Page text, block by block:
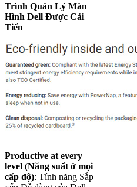
Trình Quản Lý Màn
Hình Dell Được Cải
Tiến
Productive at every
level (Năng suất ở mọi
cấp độ): Tính năng Sắp